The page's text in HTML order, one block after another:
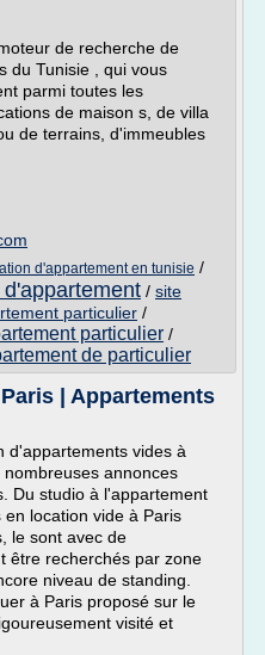
de recherche de
du Tunisie , qui vous
parmi toutes les
de maison s, de villa
de terrains, d'immeubles
d'appartement en tunisie /
/ site
particulier /
particulier /
de particulier
| Appartements
d'appartements vides à
annonces
Du studio à l'appartement
location vide à Paris
le sont avec de
être recherchés par zone
niveau de standing.
à Paris proposé sur le
visité et